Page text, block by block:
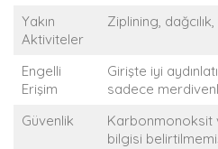
Yakın
Aktiviteler
Ziplining,
Engelli
Erişim
Girişte iyi
sadece
Güvenlik
Karbonmonoksit
bilgisi